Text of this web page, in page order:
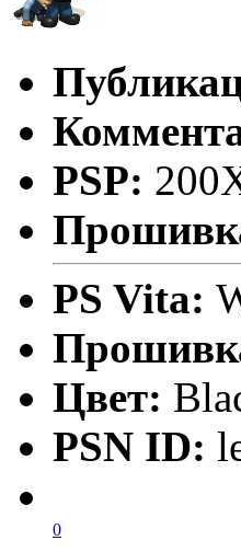
PSP:
PS Vita:
Цвет:
PSN ID:
0